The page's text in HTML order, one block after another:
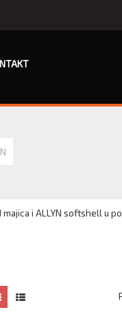
i ALLYN softshell u